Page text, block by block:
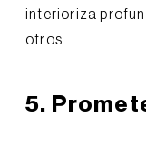
interioriza
otros.
5.